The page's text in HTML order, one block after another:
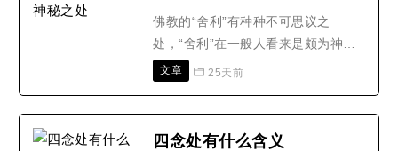
心。十一者生在人中自然念佛。十二
者诸魔军众不能损恼。十三者..
佛教的“舍利”有种种不可思议之
处，“舍利”在一般人看来是颇为神秘
的。而且，舍利也不只是身体内的产
大修行者、成就者才能留下多多少
文章 25天前
四念处有什么含义